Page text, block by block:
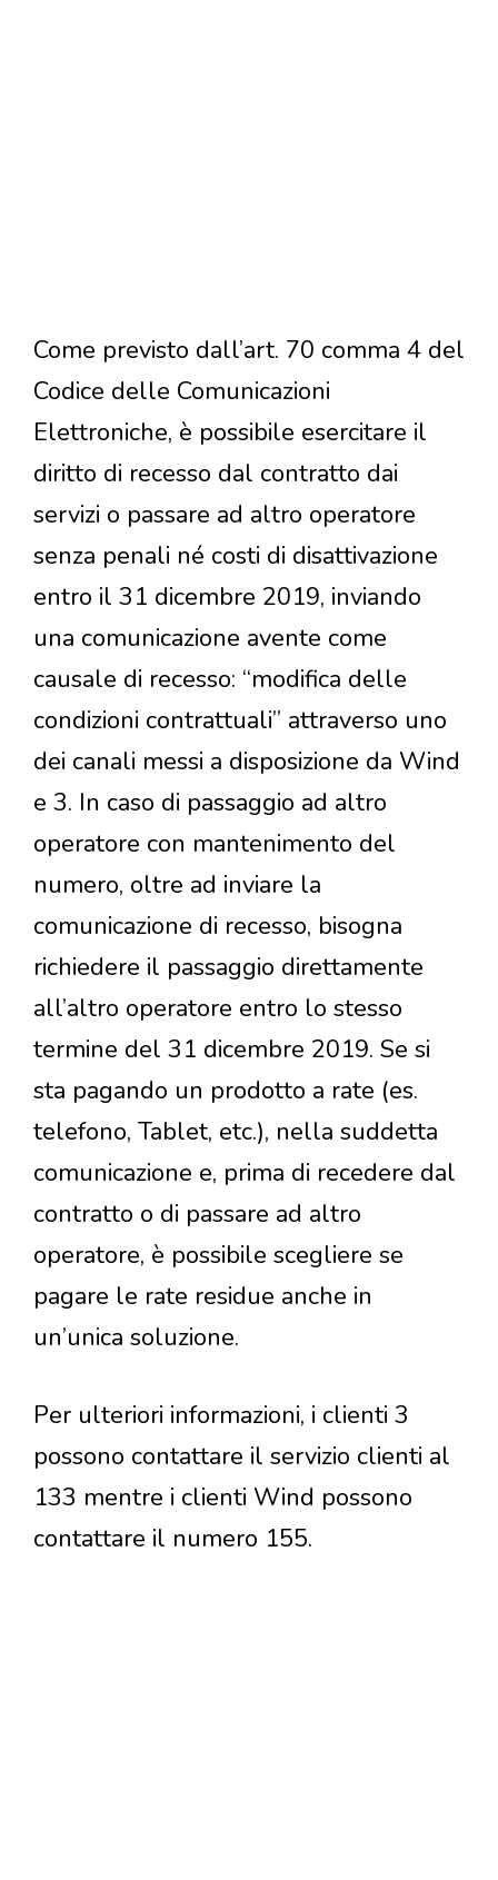
Come previsto dall’art. 70 comma 4 del
Codice delle Comunicazioni
Elettroniche, è possibile esercitare il
diritto di recesso dal contratto dai
servizi o passare ad altro operatore
senza penali né costi di disattivazione
entro il 31 dicembre 2019, inviando
una comunicazione avente come
causale di recesso: “modifica delle
condizioni contrattuali” attraverso uno
dei canali messi a disposizione da Wind
e 3. In caso di passaggio ad altro
operatore con mantenimento del
numero, oltre ad inviare la
comunicazione di recesso, bisogna
richiedere il passaggio direttamente
all’altro operatore entro lo stesso
termine del 31 dicembre 2019. Se si
sta pagando un prodotto a rate (es.
telefono, Tablet, etc.), nella suddetta
comunicazione e, prima di recedere dal
contratto o di passare ad altro
operatore, è possibile scegliere se
pagare le rate residue anche in
un’unica soluzione.
Per ulteriori informazioni, i clienti 3
possono contattare il servizio clienti al
133 mentre i clienti Wind possono
contattare il numero 155.